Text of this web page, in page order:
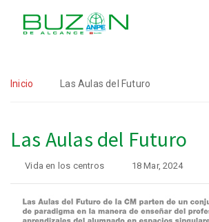
Inicio Las Aulas del Futuro
Las Aulas del Futuro
Vida en los centros 18 Mar, 2024